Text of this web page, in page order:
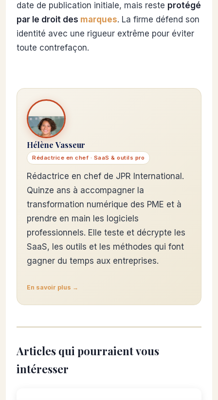
date de publication initiale, mais reste protégé
par le droit des marques. La firme défend son
identité avec une rigueur extrême pour éviter
toute contrefaçon.
Hélène Vasseur
Rédactrice en chef · SaaS & outils pro
Rédactrice en chef de JPR International.
Quinze ans à accompagner la
transformation numérique des PME et à
prendre en main les logiciels
professionnels. Elle teste et décrypte les
SaaS, les outils et les méthodes qui font
gagner du temps aux entreprises.
En savoir plus →
Articles qui pourraient vous
intéresser